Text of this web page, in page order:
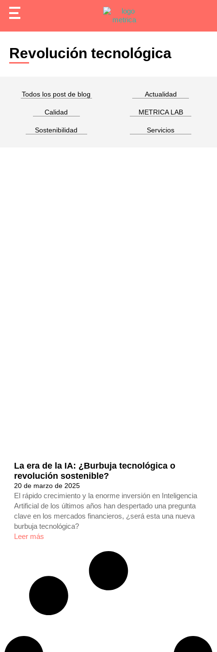
Revolución tecnológica
Todos los post de blog Actualidad
Calidad METRICA LAB
Sostenibilidad Servicios
La era de la IA: ¿Burbuja tecnológica o
revolución sostenible?
20 de marzo de 2025
El rápido crecimiento y la enorme inversión en Inteligencia
Artificial de los últimos años han despertado una pregunta
clave en los mercados financieros, ¿será esta una nueva
burbuja tecnológica?
Leer más